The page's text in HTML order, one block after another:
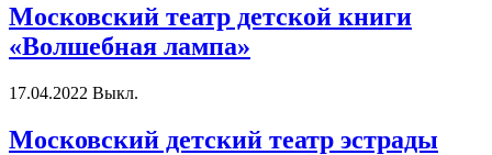
Московский театр детской книги
«Волшебная лампа»
17.04.2022 Выкл.
Московский детский театр эстрады